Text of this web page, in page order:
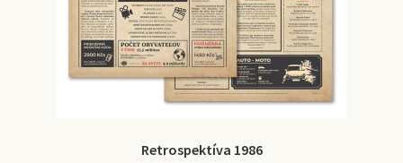
Retrospektíva 1986